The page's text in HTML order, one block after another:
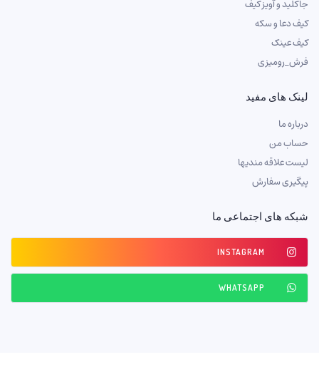
جاکلید و آویز کیف
کیف دعا و سکه
کیف عینک
فرش_رومیزی
لینک های مفید
درباره ما
حساب من
لیست علاقه مندیها
پیگیری سفارش
شبکه های اجتماعی ما
INSTAGRAM
WHATSAPP